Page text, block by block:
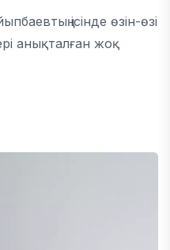
ісінде өзін-өзі
анықталған жоқ